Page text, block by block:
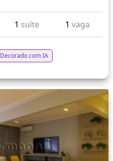
1 suíte 1 vaga
Decorado com IA